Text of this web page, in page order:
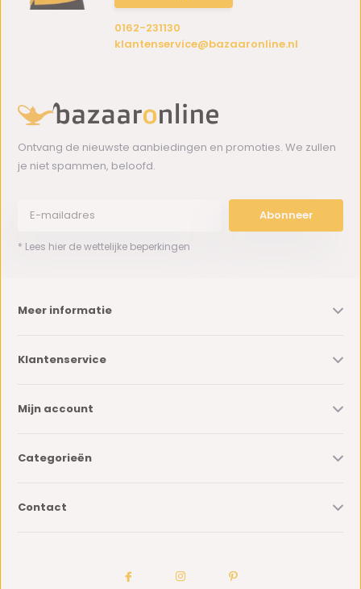
0162-231130
klantenservice@bazaaronline.nl
Ontvang de nieuwste aanbiedingen en promoties. We zullen
je niet spammen, beloofd.
Abonneer
* Lees hier de wettelijke beperkingen
Meer informatie
Klantenservice
Mijn account
Categorieën
Contact